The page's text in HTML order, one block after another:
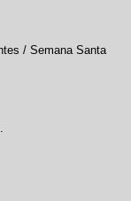
/ Semana Santa